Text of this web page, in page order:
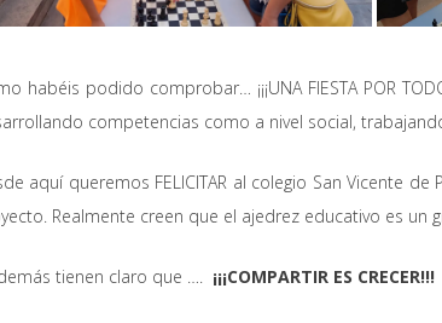
habéis podido comprobar… ¡¡¡UNA FIESTA POR
competencias como a nivel social,
aquí queremos FELICITAR al colegio San Vicente
Realmente creen que el ajedrez educativo es un
tienen claro que …. ¡¡¡COMPARTIR ES CRECER!!!